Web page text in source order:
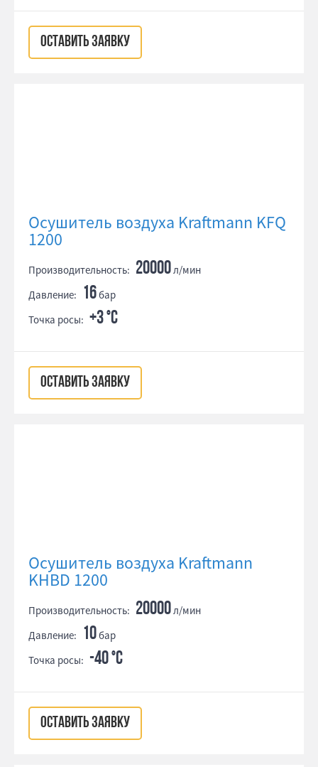
ОСТАВИТЬ ЗАЯВКУ
Осушитель воздуха Kraftmann KFQ
1200
Производительность: 20000л/мин
Давление: 16бар
Точка росы: +3 °С
ОСТАВИТЬ ЗАЯВКУ
Осушитель воздуха Kraftmann
KHBD 1200
Производительность: 20000л/мин
Давление: 10бар
Точка росы: -40 °С
ОСТАВИТЬ ЗАЯВКУ